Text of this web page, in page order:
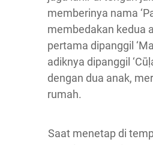
memberinya nama
membedakan kedua
pertama dipanggil
adiknya dipanggil
dengan dua anak,
rumah.
Saat menetap di